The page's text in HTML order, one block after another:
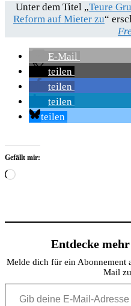
Unter dem Titel „Teure
Reform auf Mieter zu“
E-Mail
teilen
teilen
teilen
teilen
Gefällt mir:
Wird
Entdecke
Melde dich für ein Abonnement
Mail
Gib deine E-Mail-Adresse ein ...